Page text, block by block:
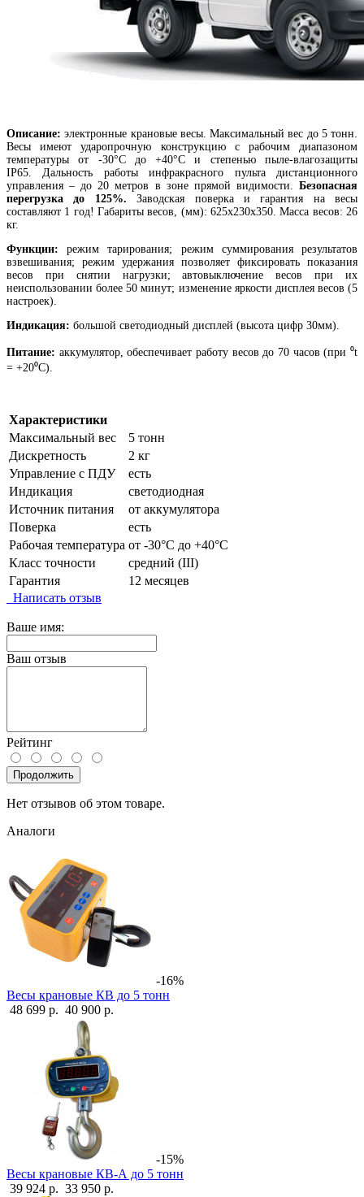
Описание: электронные крановые весы. Максимальный вес до 5 тонн.
Весы имеют ударопрочную конструкцию с рабочим диапазоном
температуры от -30°C до +40°C и степенью пыле-влагозащиты
IP65. Дальность работы инфракрасного пульта дистанционного
управления – до 20 метров в зоне прямой видимости. Безопасная
перегрузка до 125%. Заводская поверка и гарантия на весы
составляют 1 год! Габариты весов, (мм): 625х230х350. Масса весов: 26
кг.
Функции: режим тарирования; режим суммирования результатов
взвешивания; режим удержания позволяет фиксировать показания
весов при снятии нагрузки; автовыключение весов при их
неиспользовании более 50 минут; изменение яркости дисплея весов (5
настроек).
Индикация: большой светодиодный дисплей (высота цифр 30мм).
Питание: аккумулятор, обеспечивает работу весов до 70 часов (при ⁰t
= +20⁰C).
Характеристики
Максимальный вес
5 тонн
Дискретность
2 кг
Управление с ПДУ
есть
Индикация
светодиодная
Источник питания
от аккумулятора
Поверка
есть
Рабочая температура от -30°C до +40°C
Класс точности
средний (III)
Гарантия
12 месяцев
Написать отзыв
Ваше имя:
Ваш отзыв
Рейтинг
Продолжить
Нет отзывов об этом товаре.
Аналоги
-16%
Весы крановые КВ до 5 тонн
48 699 р. 40 900 р.
-15%
Весы крановые КВ-А до 5 тонн
39 924 р. 33 950 р.